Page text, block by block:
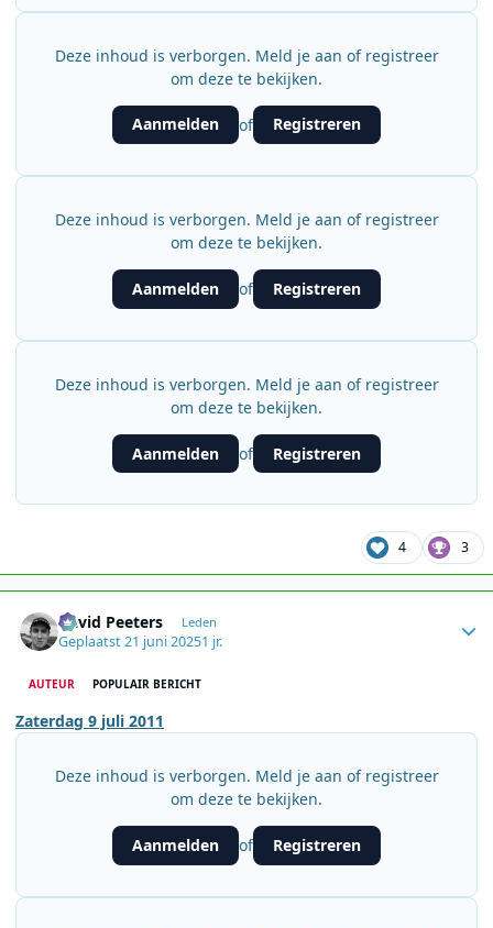
Deze inhoud is verborgen. Meld je aan of registreer
om deze te bekijken.
Aanmelden of Registreren
Deze inhoud is verborgen. Meld je aan of registreer
om deze te bekijken.
Aanmelden of Registreren
Deze inhoud is verborgen. Meld je aan of registreer
om deze te bekijken.
Aanmelden of Registreren
4 3
David Peeters Leden
Geplaatst21 juni 20251 jr.
AUTEUR POPULAIR BERICHT
Zaterdag 9 juli 2011
Deze inhoud is verborgen. Meld je aan of registreer
om deze te bekijken.
Aanmelden of Registreren